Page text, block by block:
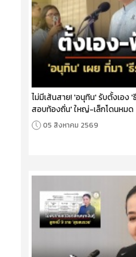
ไม่มีเส้นสาย! 'อนุทิน' รับตั้งเอง
สอบท้องถิ่น' ใหญ่-เล็กโดนหมด
05 สิงหาคม 2569